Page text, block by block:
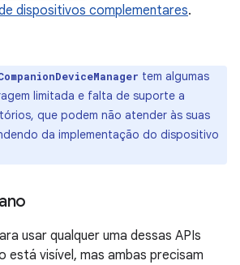
dispositivos complementares.
tem algumas
limitada e falta de suporte a
que podem não atender às suas
da implementação do dispositivo
usar qualquer uma dessas APIs
está visível, mas ambas precisam